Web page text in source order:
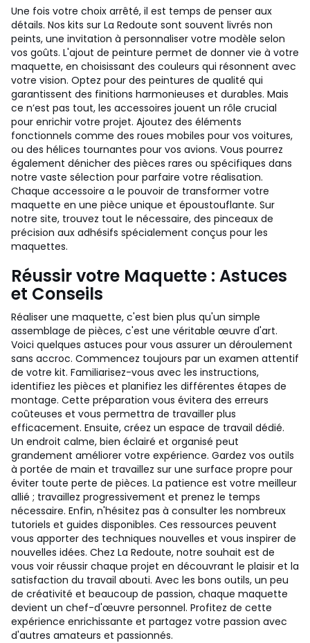
Une fois votre choix arrêté, il est temps de penser aux
détails. Nos kits sur La Redoute sont souvent livrés non
peints, une invitation à personnaliser votre modèle selon
vos goûts. L'ajout de peinture permet de donner vie à votre
maquette, en choisissant des couleurs qui résonnent avec
votre vision. Optez pour des peintures de qualité qui
garantissent des finitions harmonieuses et durables. Mais
ce n’est pas tout, les accessoires jouent un rôle crucial
pour enrichir votre projet. Ajoutez des éléments
fonctionnels comme des roues mobiles pour vos voitures,
ou des hélices tournantes pour vos avions. Vous pourrez
également dénicher des pièces rares ou spécifiques dans
notre vaste sélection pour parfaire votre réalisation.
Chaque accessoire a le pouvoir de transformer votre
maquette en une pièce unique et époustouflante. Sur
notre site, trouvez tout le nécessaire, des pinceaux de
précision aux adhésifs spécialement conçus pour les
maquettes.
Réussir votre Maquette : Astuces
et Conseils
Réaliser une maquette, c'est bien plus qu'un simple
assemblage de pièces, c'est une véritable œuvre d'art.
Voici quelques astuces pour vous assurer un déroulement
sans accroc. Commencez toujours par un examen attentif
de votre kit. Familiarisez-vous avec les instructions,
identifiez les pièces et planifiez les différentes étapes de
montage. Cette préparation vous évitera des erreurs
coûteuses et vous permettra de travailler plus
efficacement. Ensuite, créez un espace de travail dédié.
Un endroit calme, bien éclairé et organisé peut
grandement améliorer votre expérience. Gardez vos outils
à portée de main et travaillez sur une surface propre pour
éviter toute perte de pièces. La patience est votre meilleur
allié ; travaillez progressivement et prenez le temps
nécessaire. Enfin, n'hésitez pas à consulter les nombreux
tutoriels et guides disponibles. Ces ressources peuvent
vous apporter des techniques nouvelles et vous inspirer de
nouvelles idées. Chez La Redoute, notre souhait est de
vous voir réussir chaque projet en découvrant le plaisir et la
satisfaction du travail abouti. Avec les bons outils, un peu
de créativité et beaucoup de passion, chaque maquette
devient un chef-d'œuvre personnel. Profitez de cette
expérience enrichissante et partagez votre passion avec
d'autres amateurs et passionnés.